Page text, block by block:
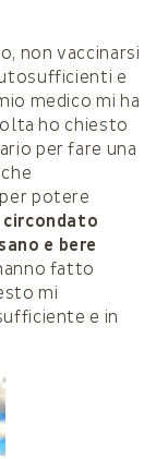
non vaccinarsi
e
medico mi ha
ho chiesto
per fare una
potere
e bere
fatto
mi
e in